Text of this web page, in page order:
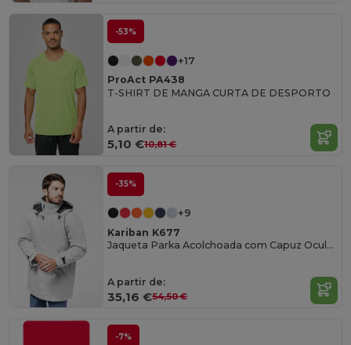
-53%
+17
ProAct PA438
T-SHIRT DE MANGA CURTA DE DESPORTO
A partir de:
5,10 €10,81 €
-35%
+9
Kariban K677
Jaqueta Parka Acolchoada com Capuz Oculto
A partir de:
35,16 €54,50 €
-7%